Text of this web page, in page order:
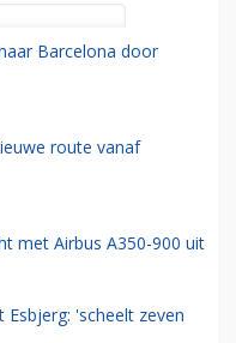
Barcelona door
route vanaf
met Airbus A350-900 uit
'scheelt zeven